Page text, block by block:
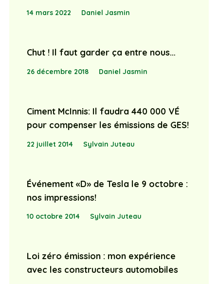
14 mars 2022 Daniel Jasmin
Chut ! Il faut garder ça entre nous…
26 décembre 2018 Daniel Jasmin
Ciment McInnis: Il faudra 440 000 VÉ
pour compenser les émissions de GES!
22 juillet 2014 Sylvain Juteau
Événement «D» de Tesla le 9 octobre :
nos impressions!
10 octobre 2014 Sylvain Juteau
Loi zéro émission : mon expérience
avec les constructeurs automobiles